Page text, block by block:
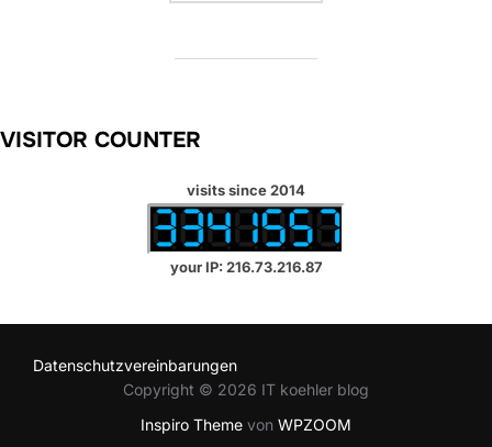
VISITOR COUNTER
visits since 2014
your IP: 216.73.216.87
Datenschutzvereinbarungen
Copyright © 2026 IT koehler blog
Inspiro Theme von WPZOOM